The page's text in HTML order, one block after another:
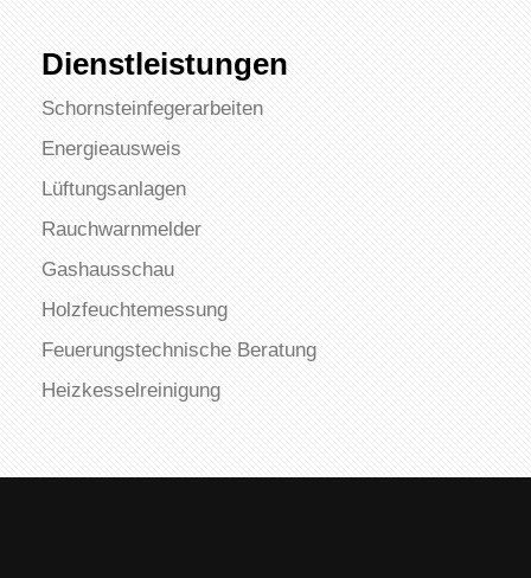
Dienstleistungen
Schornsteinfegerarbeiten
Energieausweis
Lüftungsanlagen
Rauchwarnmelder
Gashausschau
Holzfeuchtemessung
Feuerungstechnische Beratung
Heizkesselreinigung